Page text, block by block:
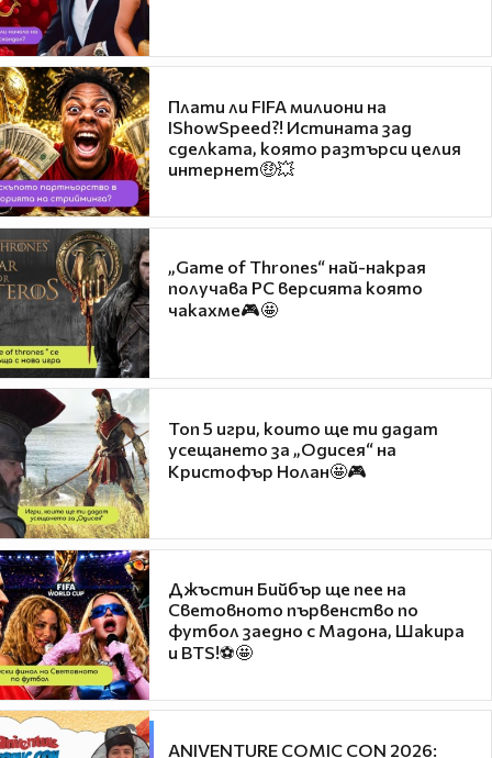
Плати ли FIFA милиони на
IShowSpeed?! Истината зад
сделката, която разтърси целия
интернет🤑💥
„Game of Thrones“ най-накрая
получава PC версията която
чакахме🎮🤩
Топ 5 игри, които ще ти дадат
усещането за „Одисея“ на
Кристофър Нолан🤩🎮
Джъстин Бийбър ще пее на
Световното първенство по
футбол заедно с Мадона, Шакира
и BTS!⚽🤩
ANIVENTURE COMIC CON 2026: